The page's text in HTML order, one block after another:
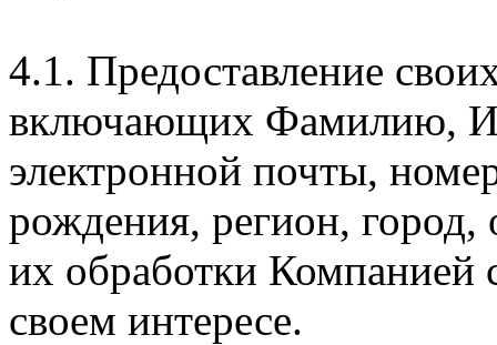
4.1. Предоставление
включающих Фамилию,
электронной почты,
рождения, регион,
их обработки Компанией
своем интересе.